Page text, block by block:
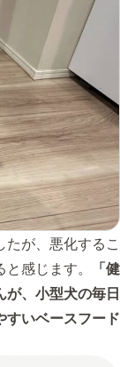
が、悪化するこ
感じます。
「健
が、小型犬の毎日
すいベースフード